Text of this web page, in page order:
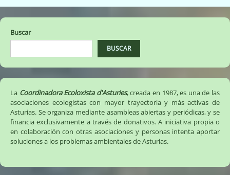
Buscar
BUSCAR
La Coordinadora Ecoloxista d'Asturies, creada en 1987, es una de las
asociaciones ecologistas con mayor trayectoria y más activas de
Asturias. Se organiza mediante asambleas abiertas y periódicas, y se
financia exclusivamente a través de donativos. A iniciativa propia o
en colaboración con otras asociaciones y personas intenta aportar
soluciones a los problemas ambientales de Asturias.